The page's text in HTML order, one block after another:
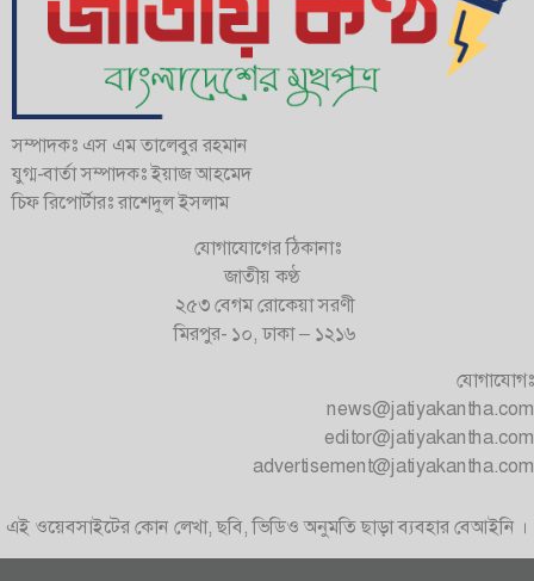
সম্পাদকঃ এস এম তালেবুর রহমান
যুগ্ম-বার্তা সম্পাদকঃ ইয়াজ আহমেদ
চিফ রিপোর্টারঃ রাশেদুল ইসলাম
যোগাযোগের ঠিকানাঃ
জাতীয় কণ্ঠ
২৫৩ বেগম রোকেয়া সরণী
মিরপুর- ১০, ঢাকা – ১২১৬
যোগাযোগঃ
news@jatiyakantha.com
editor@jatiyakantha.com
advertisement@jatiyakantha.com
এই ওয়েবসাইটের কোন লেখা, ছবি, ভিডিও অনুমতি ছাড়া ব্যবহার বেআইনি ।